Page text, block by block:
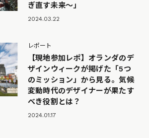
ぎ直す未来〜」
2024.03.22
レポート
【現地参加レポ】オランダのデ
ザインウィークが掲げた「5つ
のミッション」から見る。気候
変動時代のデザイナーが果たす
べき役割とは？
2024.01.17